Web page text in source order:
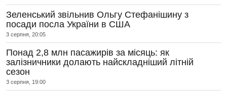
Зеленський звільнив Ольгу Стефанішину з
посади посла України в США
3 серпня, 20:05
Понад 2,8 млн пасажирів за місяць: як
залізничники долають найскладніший літній
сезон
3 серпня, 19:00